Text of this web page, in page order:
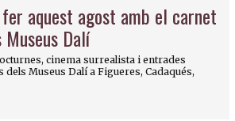
aquest agost amb el carnet
Dalí
cinema surrealista i entrades
dels Museus Dalí a Figueres, Cadaqués,